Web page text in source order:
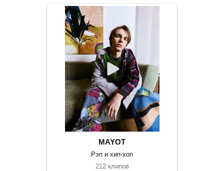
MAYOT
Рэп и хип-хоп
212 клипов